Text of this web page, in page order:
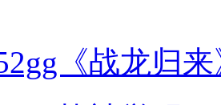
《战龙归